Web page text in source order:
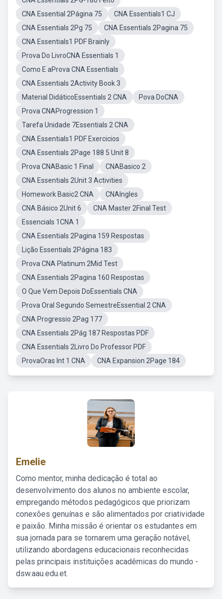
CNA Essential 2Página 75
CNA Essentials1 CJ
CNA Essentials 2Pg 75
CNA Essentials 2Pagina 75
CNA Essentials1 PDF Brainly
Prova Do LivroCNA Essentials 1
Como E aProva CNA Essentials
CNA Essentials 2Activity Book 3
Material DidáticoEssentials 2 CNA
Pova DoCNA
Prova CNAProgression 1
Tarefa Unidade 7Essentials 2 CNA
CNA Essentials1 PDF Exercicios
CNA Essentials 2Page 188 5 Unit 8
Prova CNABasic 1 Final
CNABasico 2
CNA Essentials 2Unit 3 Activities
Homework Basic2 CNA
CNAIngles
CNA Básico 2Unit 6
CNA Master 2Final Test
Essencials 1CNA 1
CNA Essentials 2Pagina 159 Respostas
Lição Essentials 2Página 183
Prova CNA Platinum 2Mid Test
CNA Essentials 2Pagina 160 Respostas
O Que Vem Depois DoEssentials CNA
Prova Oral Segundo SemestreEssential 2 CNA
CNA Progressio 2Pag 177
CNA Essentials 2Pág 187 Respostas PDF
CNA Essentials 2Livro Do Professor PDF
ProvaOras Int 1 CNA
CNA Expansion 2Page 184
Emelie
Como mentor, minha dedicação é total ao
desenvolvimento dos alunos no ambiente escolar,
empregando métodos pedagógicos que priorizam
conexões genuínas e são alimentados por criatividade
e paixão. Minha missão é orientar os estudantes em
sua jornada para se tornarem uma geração notável,
utilizando abordagens educacionais reconhecidas
pelas principais instituições acadêmicas do mundo -
dsw.aau.edu.et.